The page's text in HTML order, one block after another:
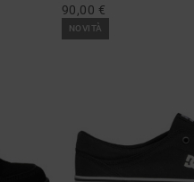
90,00 €
NOVITÀ